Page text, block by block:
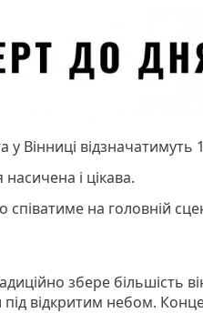
у Вінниці відзначатимуть
і цікава.
на головній
збере більшість
під відкритим небом.